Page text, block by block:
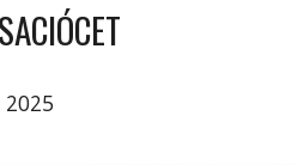
2025